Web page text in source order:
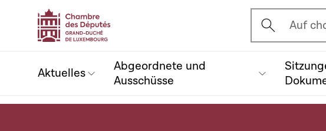
Ouvrir l'écran
Auf
Aktuelles
Abgeordnete und
Ausschüsse